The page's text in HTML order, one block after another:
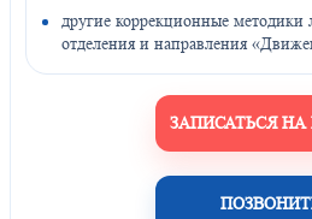
другие коррекционные методики
отделения и направления
ЗАПИСАТЬСЯ